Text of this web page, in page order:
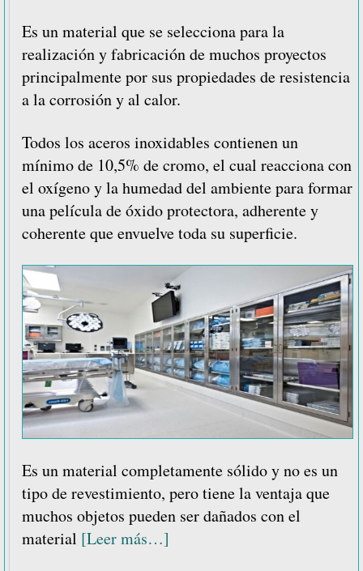
Es un material que se selecciona para la
realización y fabricación de muchos proyectos
principalmente por sus propiedades de resistencia
a la corrosión y al calor.
Todos los aceros inoxidables contienen un
mínimo de 10,5% de cromo, el cual reacciona con
el oxígeno y la humedad del ambiente para formar
una película de óxido protectora, adherente y
coherente que envuelve toda su superficie.
Es un material completamente sólido y no es un
tipo de revestimiento, pero tiene la ventaja que
muchos objetos pueden ser dañados con el
material [Leer más…]